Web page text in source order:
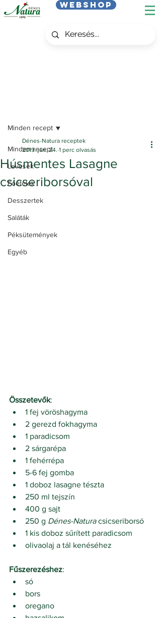
Webshop
Minden recept
Levesek
Főételek
Desszertek
Saláták
Péksütemények
Egyéb
Minden recept
Húsmentes Lasagne
csicseriborsóval
Dénes-Natura receptek
2019. jan. 24. 1 perc olvasás
Összetevők:
1 fej vöröshagyma
2 gerezd fokhagyma
1 paradicsom
2 sárgarépa
1 fehérrépa
5-6 fej gomba
1 doboz lasagne tészta
250 ml tejszín
400 g sajt
250 g Dénes-Natura csicseriborsó
1 kis doboz sűrített paradicsom
olivaolaj a tál kenéséhez
Fűszerezéshez:
só
bors
oregano